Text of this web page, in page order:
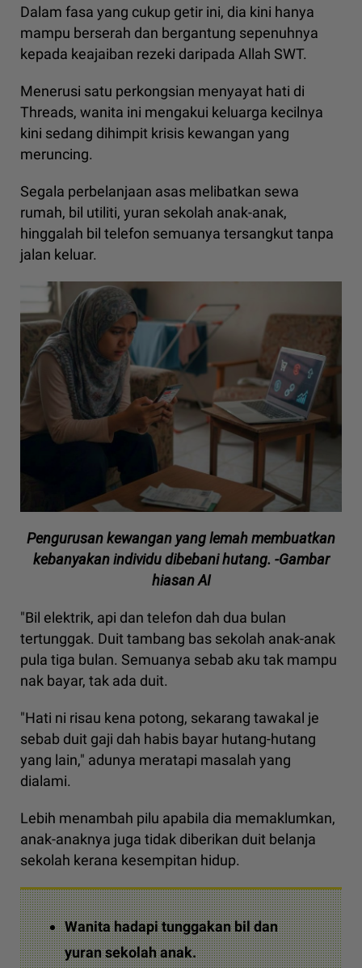
Dalam fasa yang cukup getir ini, dia kini hanya
mampu berserah dan bergantung sepenuhnya
kepada keajaiban rezeki daripada Allah SWT.
Menerusi satu perkongsian menyayat hati di
Threads, wanita ini mengakui keluarga kecilnya
kini sedang dihimpit krisis kewangan yang
meruncing.
Segala perbelanjaan asas melibatkan sewa
rumah, bil utiliti, yuran sekolah anak-anak,
hinggalah bil telefon semuanya tersangkut tanpa
jalan keluar.
Pengurusan kewangan yang lemah membuatkan
kebanyakan individu dibebani hutang. -Gambar
hiasan AI
"Bil elektrik, api dan telefon dah dua bulan
tertunggak. Duit tambang bas sekolah anak-anak
pula tiga bulan. Semuanya sebab aku tak mampu
nak bayar, tak ada duit.
"Hati ni risau kena potong, sekarang tawakal je
sebab duit gaji dah habis bayar hutang-hutang
yang lain," adunya meratapi masalah yang
dialami.
Lebih menambah pilu apabila dia memaklumkan,
anak-anaknya juga tidak diberikan duit belanja
sekolah kerana kesempitan hidup.
Wanita hadapi tunggakan bil dan
yuran sekolah anak.